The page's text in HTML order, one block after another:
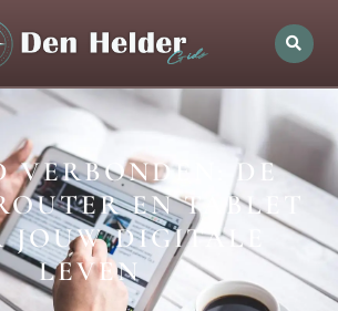
VERBONDEN: DE
EN TABLET
JOUW DIGITALE
LEVEN